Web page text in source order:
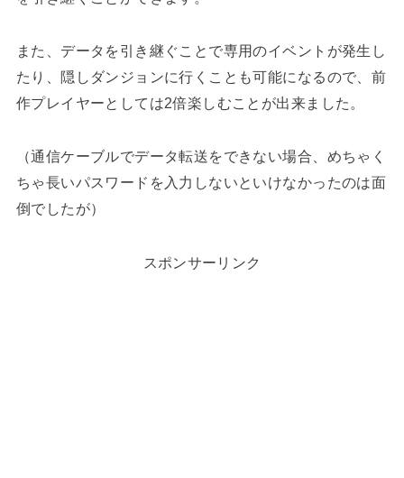
また、データを引き継ぐことで専用のイベントが発生し
たり、隠しダンジョンに行くことも可能になるので、前
作プレイヤーとしては2倍楽しむことが出来ました。
（通信ケーブルでデータ転送をできない場合、めちゃく
ちゃ長いパスワードを入力しないといけなかったのは面
倒でしたが）
スポンサーリンク